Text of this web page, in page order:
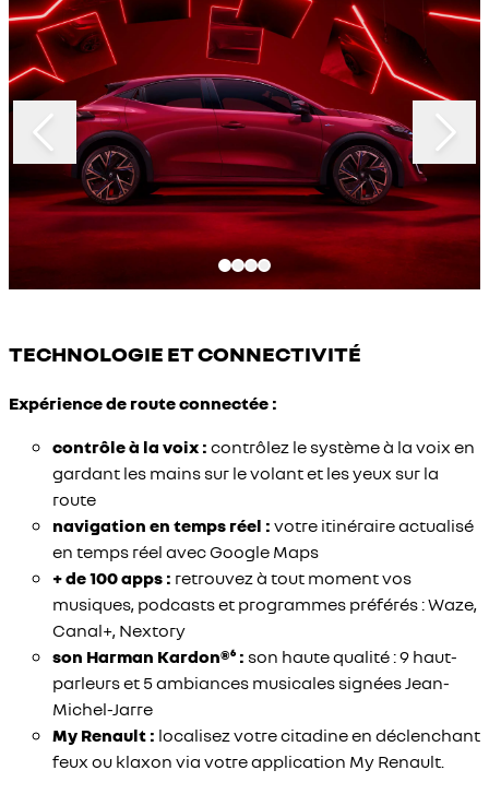
TECHNOLOGIE ET CONNECTIVITÉ
Expérience de route connectée :
contrôle à la voix : contrôlez le système à la voix en
gardant les mains sur le volant et les yeux sur la
route
navigation en temps réel : votre itinéraire actualisé
en temps réel avec Google Maps
+ de 100 apps : retrouvez à tout moment vos
musiques, podcasts et programmes préférés : Waze,
Canal+, Nextory
son Harman Kardon®⁶ : son haute qualité : 9 haut-
parleurs et 5 ambiances musicales signées Jean-
Michel-Jarre
My Renault : localisez votre citadine en déclenchant
feux ou klaxon via votre application My Renault.